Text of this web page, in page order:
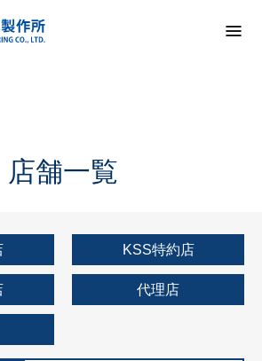
報
店舗一覧
KSS特約店
代理店